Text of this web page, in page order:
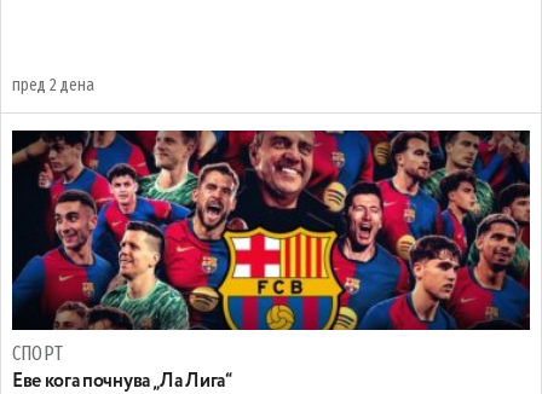
пред 2 дена
СПОРТ
Еве кога почнува „Ла Лига“